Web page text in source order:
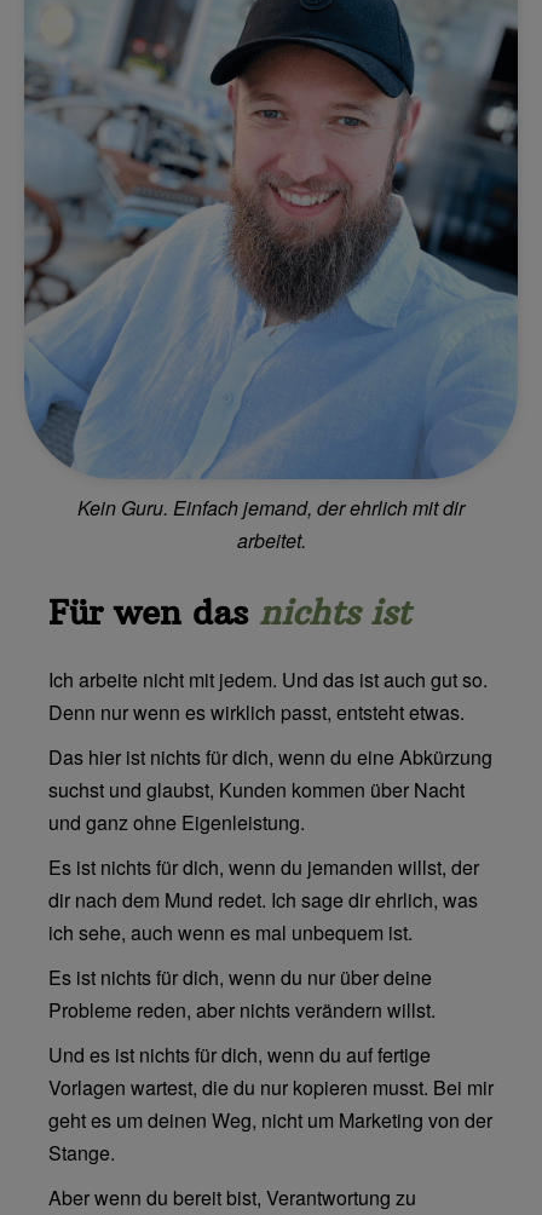
Kein Guru. Einfach jemand, der ehrlich mit dir
arbeitet.
Für wen das nichts ist
Ich arbeite nicht mit jedem. Und das ist auch gut so.
Denn nur wenn es wirklich passt, entsteht etwas.
Das hier ist nichts für dich, wenn du eine Abkürzung
suchst und glaubst, Kunden kommen über Nacht
und ganz ohne Eigenleistung.
Es ist nichts für dich, wenn du jemanden willst, der
dir nach dem Mund redet. Ich sage dir ehrlich, was
ich sehe, auch wenn es mal unbequem ist.
Es ist nichts für dich, wenn du nur über deine
Probleme reden, aber nichts verändern willst.
Und es ist nichts für dich, wenn du auf fertige
Vorlagen wartest, die du nur kopieren musst. Bei mir
geht es um deinen Weg, nicht um Marketing von der
Stange.
Aber wenn du bereit bist, Verantwortung zu